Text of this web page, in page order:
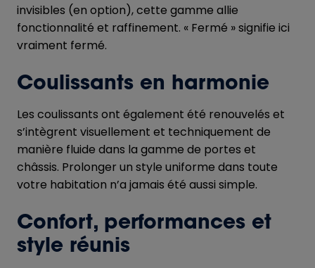
invisibles (en option), cette gamme allie
fonctionnalité et raffinement. « Fermé » signifie ici
vraiment fermé.
Coulissants en harmonie
Les coulissants ont également été renouvelés et
s’intègrent visuellement et techniquement de
manière fluide dans la gamme de portes et
châssis. Prolonger un style uniforme dans toute
votre habitation n’a jamais été aussi simple.
Confort, performances et
style réunis